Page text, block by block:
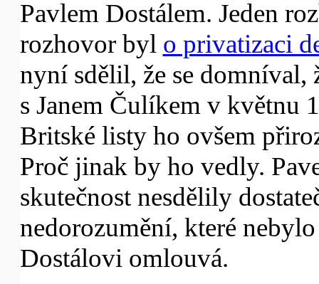
Pavlem Dostálem. Jeden
rozhovor byl o privatizaci
nyní sdělil, že se
s Janem Čulíkem v květnu
Britské listy ho ovšem
Proč jinak by ho vedly.
skutečnost nesdělily
nedorozumění, které
Dostálovi omlouvá.